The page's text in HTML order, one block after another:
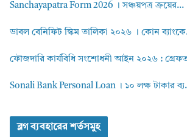
Sanchayapatra Form 2026 । সঞ্চয়পত্র ক্রয়ের...
ডাবল বেনিফিট স্কিম তালিকা ২০২৬ । কোন
ফৌজদারি কার্যবিধি সংশোধনী আইন ২০২৬ :
Sonali Bank Personal Loan । ১০ লক্ষ টাকার
ব্লগ ব্যবহারের শর্তসমুহ